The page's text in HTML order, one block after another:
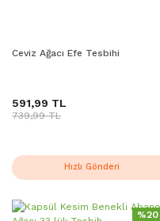
Ceviz Ağacı Efe Tesbihi
591,99 TL
739,99 TL
Hızlı Gönderi
%20